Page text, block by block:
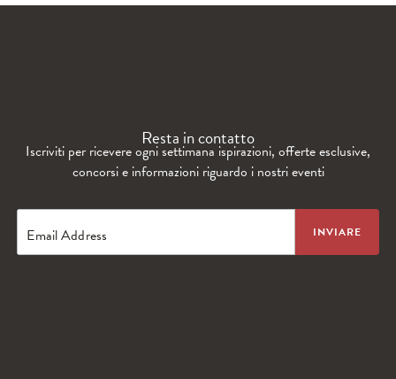
Resta in contatto
Iscriviti per ricevere ogni settimana ispirazioni, offerte esclusive,
concorsi e informazioni riguardo i nostri eventi
Email Address